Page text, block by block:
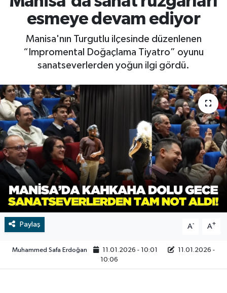
esmeye devam ediyor
Manisa'nın Turgutlu ilçesinde düzenlenen
“Impromental Doğaçlama Tiyatro” oyunu
sanatseverlerden yoğun ilgi gördü.
Paylaş A- A+
Muhammed Safa Erdoğan 11.01.2026 - 10:01
11.01.2026 -
10:06
RESMİ İLAN
BİLİM VE TEKNOLOJİ
RESMİ İLAN
Yaşam
Tarih
Çevre
Dünya
İletişim
Künye
SPOR
Vefat
Video